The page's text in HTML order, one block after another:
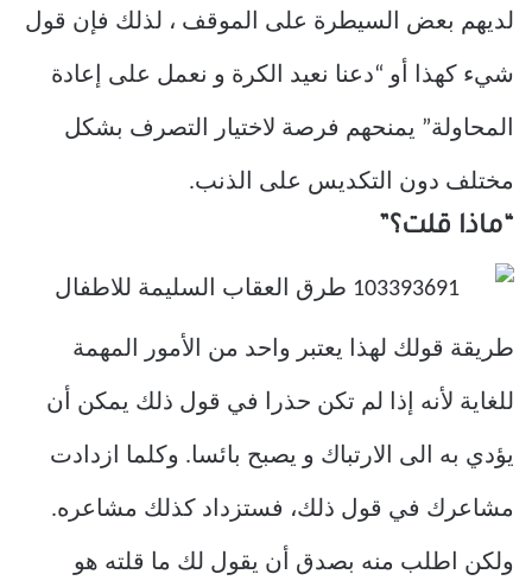
لديهم بعض السيطرة على الموقف ، لذلك فإن قول
شيء كهذا أو “دعنا نعيد الكرة و نعمل على إعادة
المحاولة” يمنحهم فرصة لاختيار التصرف بشكل
مختلف دون التكديس على الذنب.
“ماذا قلت؟”
طريقة قولك لهذا يعتبر واحد من الأمور المهمة
للغاية لأنه إذا لم تكن حذرا في قول ذلك يمكن أن
يؤدي به الى الارتباك و يصبح بائسا. وكلما ازدادت
مشاعرك في قول ذلك، فستزداد كذلك مشاعره.
ولكن اطلب منه بصدق أن يقول لك ما قلته هو